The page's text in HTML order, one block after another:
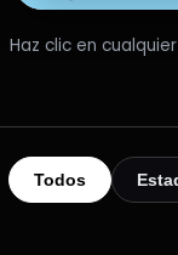
Haz clic en
Todos